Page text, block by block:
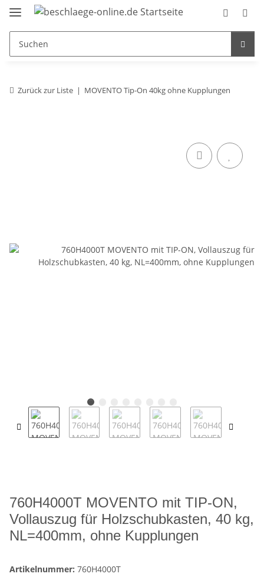
Zurück zur Liste MOVENTO Tip-On 40kg ohne Kupplungen
760H4000T MOVENTO mit TIP-ON,
Vollauszug für Holzschubkasten, 40 kg,
NL=400mm, ohne Kupplungen
Artikelnummer: 760H4000T